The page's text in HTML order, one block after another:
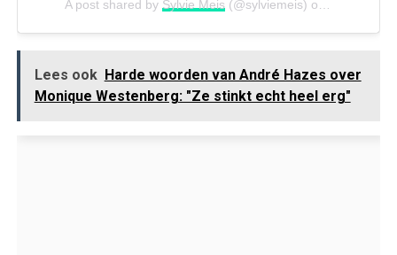
A post shared bySylvie Meis (@sylviemeis) on
Lees ook Harde woorden van André Hazes over
Monique Westenberg: "Ze stinkt echt heel erg"